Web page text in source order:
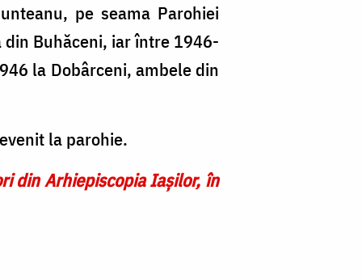
pe seama Parohiei
Buhăceni, iar între 1946-
la Dobârceni, ambele din
la parohie.
din Arhiepiscopia Iaşilor, în